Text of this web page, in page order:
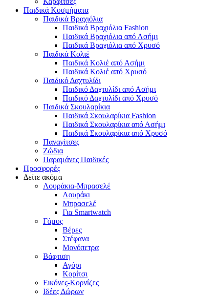
Παιδικά Κοσμήματα
Παιδικά Βραχιόλια
Παιδικά Βραχιόλια Fashion
Παιδικά Βραχιόλια από Ασήμι
Παιδικά Βραχιόλια από Χρυσό
Παιδικά Κολιέ
Παιδικά Κολιέ από Ασήμι
Παιδικά Κολιέ από Χρυσό
Παιδικό Δαχτυλίδι
Παιδικό Δαχτυλίδι από Ασήμι
Παιδικό Δαχτυλίδι από Χρυσό
Παιδικά Σκουλαρίκια
Παιδικά Σκουλαρίκια Fashion
Παιδικά Σκουλαρίκια από Ασήμι
Παιδικά Σκουλαρίκια από Χρυσό
Παναγίτσες
Ζώδια
Παραμάνες Παιδικές
Προσφορές
Δείτε ακόμα
Λουράκια-Μπρασελέ
Λουράκι
Μπρασελέ
Για Smartwatch
Γάμος
Βέρες
Στέφανα
Μονόπετρα
Βάφτιση
Αγόρι
Κορίτσι
Εικόνες-Κορνίζες
Ιδέες Δώρων